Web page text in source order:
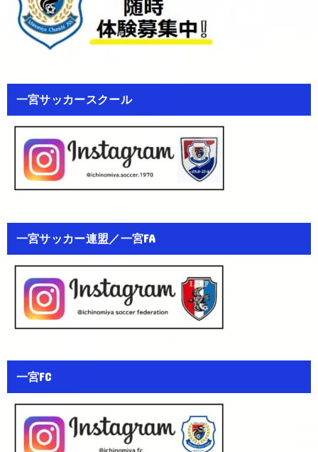
一宮サッカースクール
一宮サッカー連盟／一宮FA
一宮FC